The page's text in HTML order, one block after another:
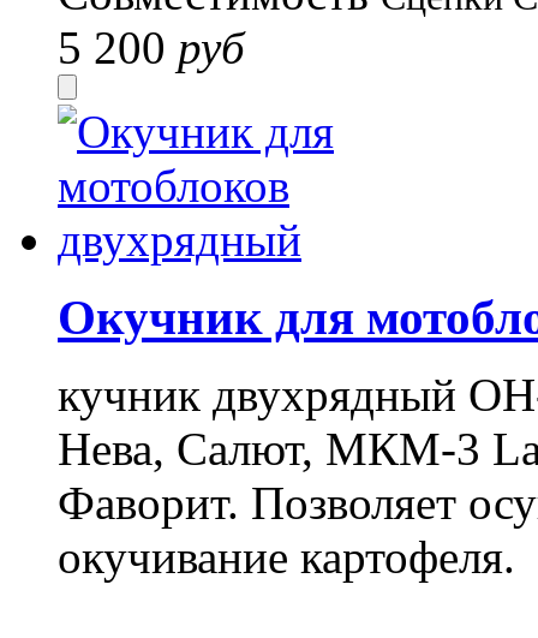
5 200 руб
Окучник для
кучник двухрядный
Нева, Салют, МКМ-3
Фаворит. Позволяет
окучивание картофеля.